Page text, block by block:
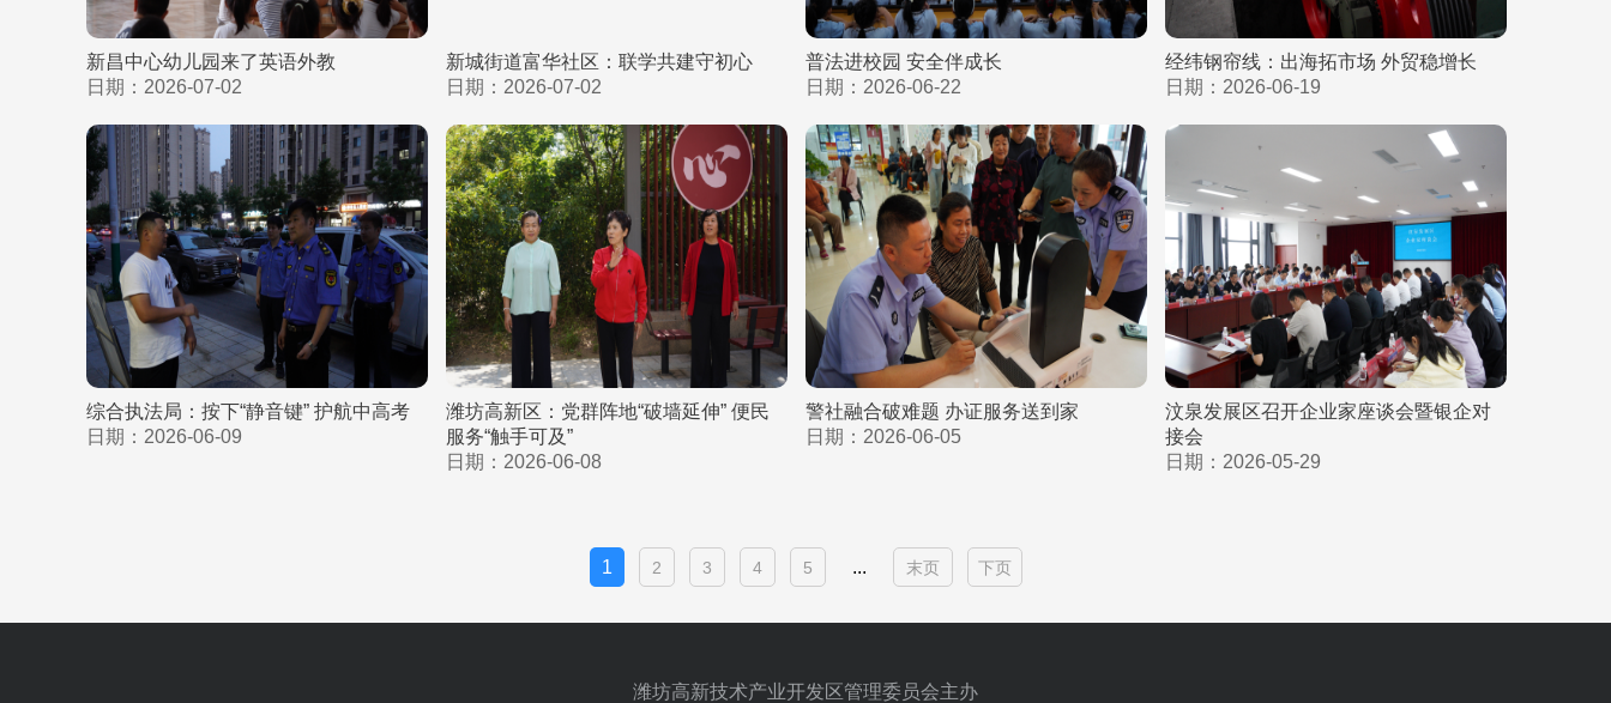
新昌中心幼儿园来了英语外教
日期：2026-07-02
新城街道富华社区：联学共建守初心
日期：2026-07-02
普法进校园 安全伴成长
日期：2026-06-22
经纬钢帘线：出海拓市场 外贸稳增长
日期：2026-06-19
综合执法局：按下“静音键” 护航中高考
日期：2026-06-09
潍坊高新区：党群阵地“破墙延伸” 便民
服务“触手可及”
日期：2026-06-08
警社融合破难题 办证服务送到家
日期：2026-06-05
汶泉发展区召开企业家座谈会暨银企对
接会
日期：2026-05-29
1 2 3 4 5 ... 末页 下页
潍坊高新技术产业开发区管理委员会主办